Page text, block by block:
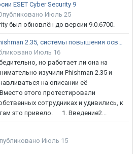
ESET Cyber Security 9
Июль 25
был обновлён до версии 9.0.6700.
Тестирование Phishman 2.35, системы повышения осведомлённости пользователей в сфере ИБ
Июль 16
но работает ли она на
изучили Phishman 2.35 и
на описании её
этого протестировали
сотрудниках и удивились, к
это привело. 1. Введение2...
Июль 15